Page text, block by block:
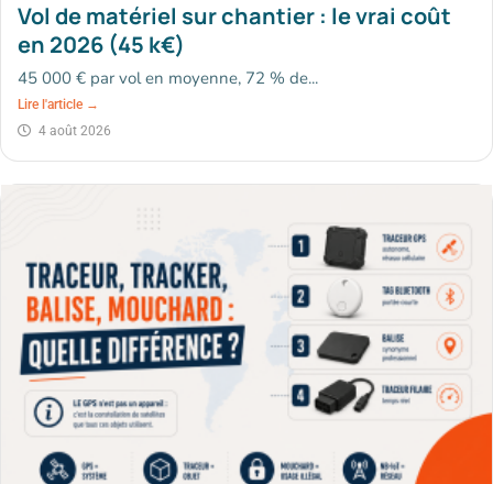
Vol de matériel sur chantier : le vrai coût
en 2026 (45 k€)
45 000 € par vol en moyenne, 72 % de...
Lire l'article →
4 août 2026